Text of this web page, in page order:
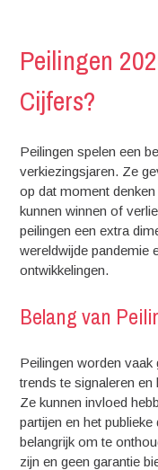
Peilingen
Cijfers?
Peilingen spelen een
verkiezingsjaren. Ze
op dat moment
kunnen winnen of
peilingen een extra
wereldwijde pandemie
ontwikkelingen.
Belang van
Peilingen worden
trends te signaleren en
Ze kunnen invloed
partijen en het
belangrijk om te
zijn en geen garantie